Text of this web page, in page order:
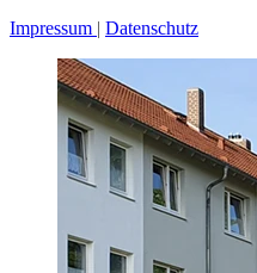
Impressum Datenschutz